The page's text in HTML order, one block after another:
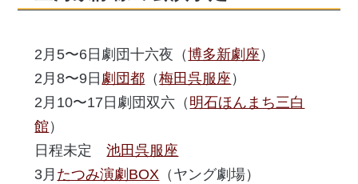
2月5〜6日劇団十六夜（博多新劇座 ）
2月8〜9日 劇団都 （梅田呉服座 ）
2月10〜17日劇団双六（ 明石ほんまち三白
館）
日程未定池田呉服座
3月 たつみ演劇BOX （ヤング劇場）